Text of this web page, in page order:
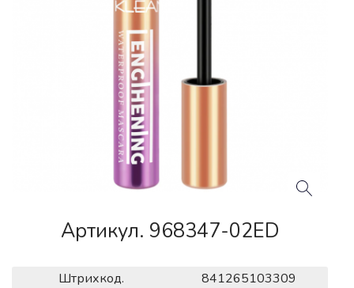
Артикул. 968347-02ED
Штрихкод. 841265103309